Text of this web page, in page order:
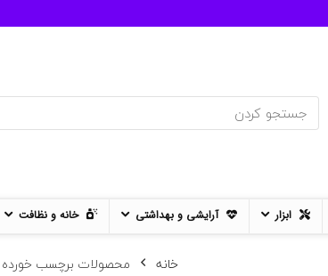
ابزار آرایشی و بهداشتی خانه و نظافت
خانه محصولات برچسب خورده